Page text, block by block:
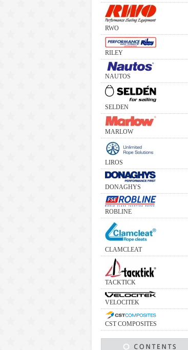
RWO
RILEY
NAUTOS
SELDEN
MARLOW
LIROS
DONAGHYS
ROBLINE
CLAMCLEAT
TACKTICK
VELOCITEK
CST COMPOSITES